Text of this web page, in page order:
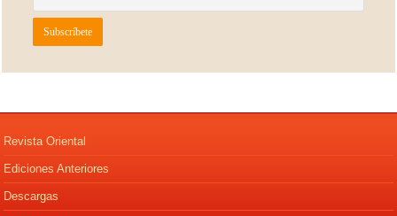
Revista Oriental
Ediciones Anteriores
Descargas